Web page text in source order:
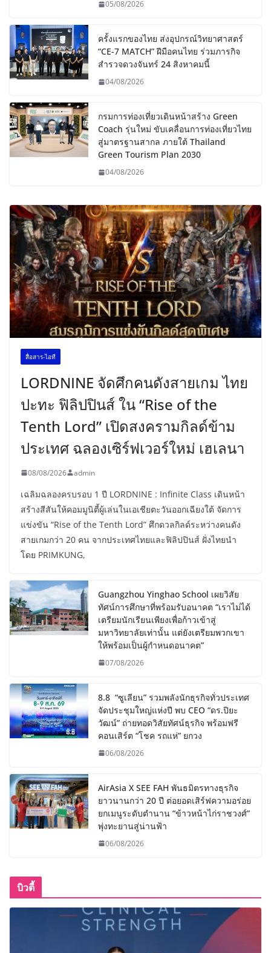
05/08/2026
ครั้งแรกของไทย ส่งอุปกรณ์วิทยาศาสตร์
“CE-7 MATCH” ฝีมือคนไทย ร่วมภารกิจ
สำรวจดวงจันทร์ 24 สิงหาคมนี้
04/08/2026
กรมการท่องเที่ยวเดินหน้าสร้าง Green
Coach รุ่นใหม่ ขับเคลื่อนการท่องเที่ยวไทย
สู่มาตรฐานสากล ภายใต้ Thailand
Green Tourism Plan 2030
04/08/2026
สื่อสาร-ไอที
LORDNINE จัดศึกคนดังสายเกม ไทย
ปะทะ ฟิลิปปินส์ ใน “Rise of the
Tenth Lord” เปิดสงครามกิลด์ข้าม
ประเทศ ฉลองเซิร์ฟเวอร์ใหม่ เฮเลนา
08/08/2026 admin
เฉลิมฉลองครบรอบ 1 ปี LORDNINE : Infinite Class เดินหน้า
สร้างสีสันให้คอมมูนิตี้ผู้เล่นในเอเชียตะวันออกเฉียงใต้ จัดการ
แข่งขัน “Rise of the Tenth Lord” ศึกดวลกิลด์ระหว่างคนดัง
สายเกมกว่า 20 คน จากประเทศไทยและฟิลิปปินส์ ฝั่งไทยนำ
โดย PRIMKUNG,
Guangzhou Yinghao School เผยวิสัย
ทัศน์การศึกษาที่พร้อมรับอนาคต “เราไม่ได้
เตรียมนักเรียนเพียงเพื่อก้าวเข้าสู่
มหาวิทยาลัยเท่านั้น แต่ยังเตรียมพวกเขา
ให้พร้อมเป็นผู้กำหนดอนาคต”
07/08/2026
8.8 “ซูเลียน” รวมพลังนักธุรกิจทั่วประเทศ
จัดประชุมใหญ่แห่งปี พบ CEO “ดร.ปิยะ
วัฒน์” ถ่ายทอดวิสัยทัศน์ธุรกิจ พร้อมฟรี
คอนเสิร์ต “โชค รถแห่” ยกวง
06/08/2026
AirAsia X SEE FAH พันธมิตรทางธุรกิจ
ยาวนานกว่า 20 ปี ต่อยอดเสิร์ฟความอร่อย
ยกเมนูระดับตำนาน “ข้าวหน้าไก่ราชวงศ์”
พุ่งทะยานสู่น่านฟ้า
06/08/2026
บิวตี้